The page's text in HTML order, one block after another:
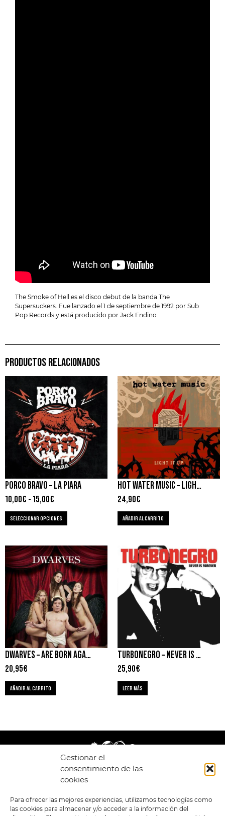
Gestionar el
consentimiento de las
cookies
Para ofrecer las mejores experiencias, utilizamos tecnologías como
las cookies para almacenar y/o acceder a la información del
The Smoke of Hell es el disco debut de la banda The
Supersuckers. Fue lanzado el 1 de septiembre de 1992 por Sub
Pop Records y está producido por Jack Endino.
PRODUCTOS RELACIONADOS
PORCO BRAVO – LA PIARA
10,00€ - 15,00€
SELECCIONAR OPCIONES
HOT WATER MUSIC – LIGHT IT UP
24,90€
AÑADIR AL CARRITO
DWARVES – ARE BORN AGAIN
20,95€
AÑADIR AL CARRITO
TURBONEGRO – NEVER IS FOREVER
25,90€
LEER MÁS
LEGAL
POLÍTICA DE
ENLACES
ESTILOS